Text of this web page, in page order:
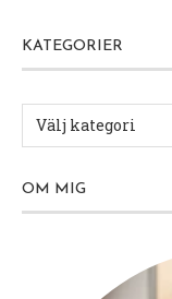
KATEGORIER
OM MIG